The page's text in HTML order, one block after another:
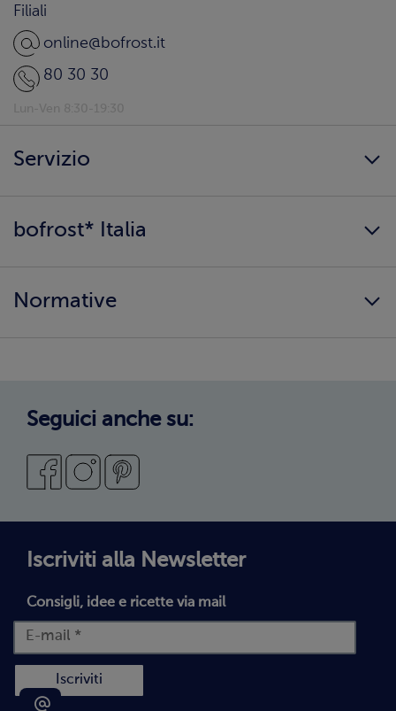
Filiali
online@bofrost.it
80 30 30
Servizio
Presenta un amico
bofrost* Italia
Surgelati di qualità
Normative
Preferenze cookie
Condizioni Generali di Vendita
Codice Etico
Seguici anche su:
Iscriviti alla Newsletter
Consigli, idee e ricette via mail
Iscriviti